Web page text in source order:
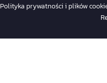
Polityka prywatności i plików